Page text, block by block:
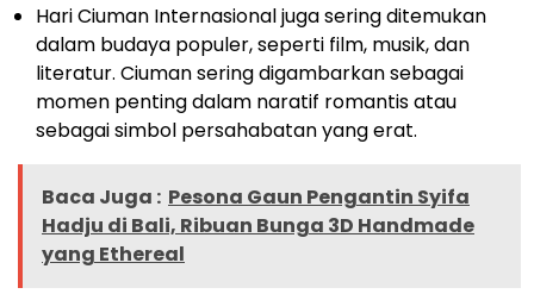
Hari Ciuman Internasional juga sering ditemukan
dalam budaya populer, seperti film, musik, dan
literatur. Ciuman sering digambarkan sebagai
momen penting dalam naratif romantis atau
sebagai simbol persahabatan yang erat.
Baca Juga : Pesona Gaun Pengantin Syifa
Hadju di Bali, Ribuan Bunga 3D Handmade
yang Ethereal